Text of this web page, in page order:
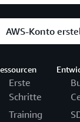
AWS-Konto
Erste
Schritte
Training